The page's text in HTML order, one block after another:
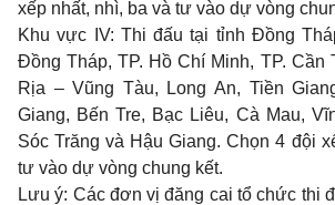
xếp nhất, nhì, ba và tư vào dự vòng
Khu vực IV: Thi đấu tại tỉnh Đồng
Đồng Tháp, TP. Hồ Chí Minh, TP. Cần
Rịa – Vũng Tàu, Long An, Tiền
Giang, Bến Tre, Bạc Liêu, Cà Mau,
Sóc Trăng và Hậu Giang. Chọn 4 đội
tư vào dự vòng chung kết.
Lưu ý: Các đơn vị đăng cai tổ chức thi